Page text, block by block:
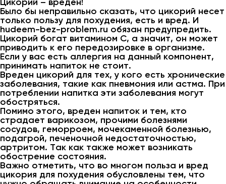
Было бы неправильно сказать, что цикорий несет
только пользу для похудения, есть и вред. И
hudeem-bez-problem.ru обязан предупредить.
Цикорий богат витамином С, а значит, он может
приводить к его передозировке в организме.
Если у вас есть аллергия на данный компонент,
принимать напиток не стоит.
Вреден цикорий для тех, у кого есть хронические
заболевания, такие как пневмония или астма. При
потреблении напитка эти заболевания могут
обостряться.
Помимо этого, вреден напиток и тем, кто
страдает варикозом, прочими болезнями
сосудов, геморроем, мочекаменной болезнью,
подагрой, печеночной недостаточностью,
артритом. Так как также может возникать
обострение состояния.
Важно отметить, что во многом польза и вред
цикория для похудения обусловлены тем, что